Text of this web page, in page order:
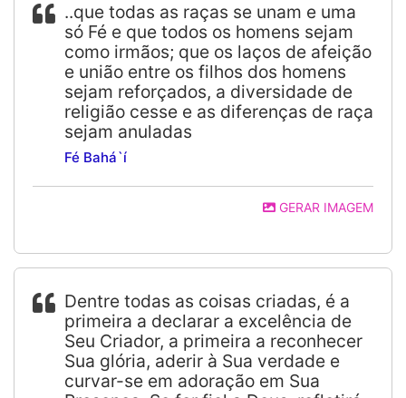
..que todas as raças se unam e uma
só Fé e que todos os homens sejam
como irmãos; que os laços de afeição
e união entre os filhos dos homens
sejam reforçados, a diversidade de
religião cesse e as diferenças de raça
sejam anuladas
Fé Bahá`í
GERAR IMAGEM
Dentre todas as coisas criadas, é a
primeira a declarar a excelência de
Seu Criador, a primeira a reconhecer
Sua glória, aderir à Sua verdade e
curvar-se em adoração em Sua